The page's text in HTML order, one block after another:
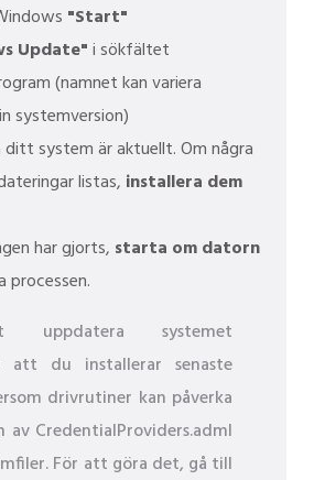
"Start"
Update"i sökfältet
(namnet kan variera
systemversion)
system är aktuellt. Om några
listas, installera dem
har gjorts, starta om datorn
uppdatera systemet
att du installerar senaste
drivrutiner kan påverka
CredentialProviders.adml
För att göra det, gå till